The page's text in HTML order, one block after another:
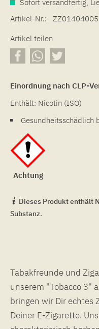
Sofort versandfertig,
Artikel-Nr.:
ZZ01404005
Artikel teilen
Einordnung nach CLP-
Enthält: Nicotin (ISO)
Gesundheitsschädlich
Achtung
Dieses Produkt enthält
Substanz.
Tabakfreunde und
unserem "Tobacco 3"
bringen wir Dir echtes
Deiner E-Zigarette.